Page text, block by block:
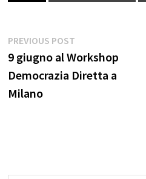
Navigazione
articoli
PREVIOUS POSTPrevious
post:
9 giugno al Workshop
Democrazia Diretta a
Milano